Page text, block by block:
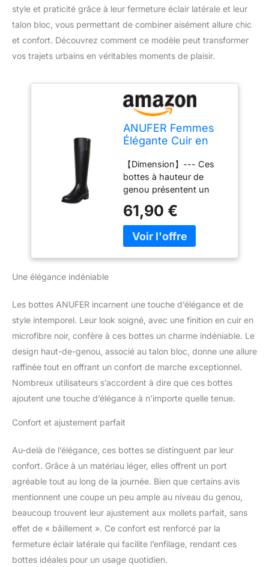
style et praticité grâce à leur fermeture éclair latérale et leur
talon bloc, vous permettant de combiner aisément allure chic
et confort. Découvrez comment ce modèle peut transformer
vos trajets urbains en véritables moments de plaisir.
ANUFER Femmes
Élégante Cuir en
Haut Bottes Talon
Bloc Fermeture
éclair Latérale Noir
Bottes d'équitation
SN020740 EU38.5
【Dimension】--- Ces
bottes à hauteur de
genou présentent un
une hauteur de tige de
42 cm et une
circonférence du mollet
et élégant. 【Haut de
gamme】--- Fabriquées
en cuir microfibre lisse de
haute qualité, ces bottes
sont durables et
durables. 【Chaud】---
La conception jusqu’aux
offre une chaleur et une
par temps froid.
【Mode】--- La couleur
noire classique et le
design simple font de
ces bottes un ajout
polyvalent à toute garde-
robe. Ils sont parfaits
pour s’associer avec des
trench-coats, des
61,90 €
Une élégance indéniable
Les bottes ANUFER incarnent une touche d’élégance et de
style intemporel. Leur look soigné, avec une finition en cuir en
microfibre noir, confère à ces bottes un charme indéniable. Le
design haut-de-genou, associé au talon bloc, donne une allure
raffinée tout en offrant un confort de marche exceptionnel.
Nombreux utilisateurs s’accordent à dire que ces bottes
ajoutent une touche d’élégance à n’importe quelle tenue.
Confort et ajustement parfait
Au-delà de l’élégance, ces bottes se distinguent par leur
confort. Grâce à un matériau léger, elles offrent un port
agréable tout au long de la journée. Bien que certains avis
mentionnent une coupe un peu ample au niveau du genou,
beaucoup trouvent leur ajustement aux mollets parfait, sans
effet de « bâillement ». Ce confort est renforcé par la
fermeture éclair latérale qui facilite l’enfilage, rendant ces
bottes idéales pour un usage quotidien.